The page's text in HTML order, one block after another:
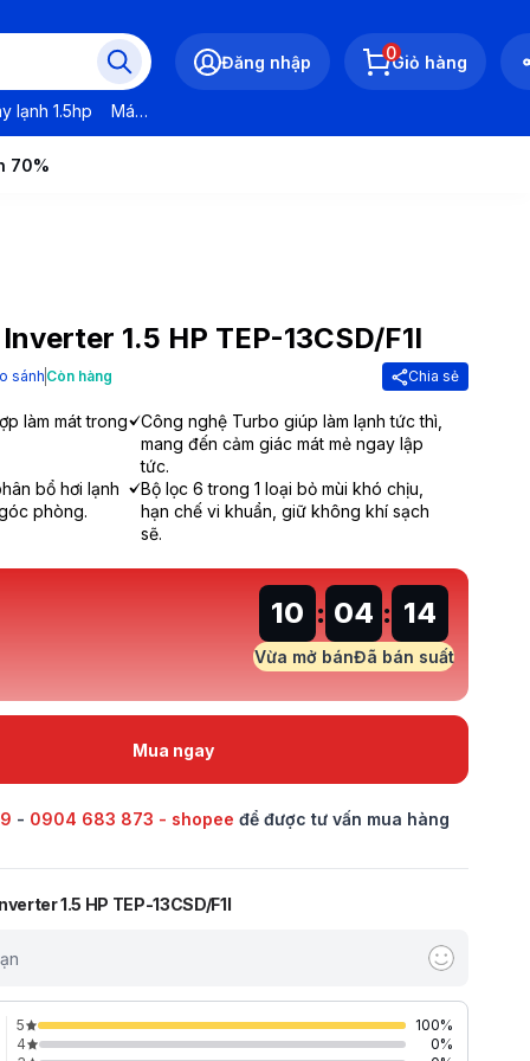
lạnh 1.5hp Máy lạnh LG
Đăng nhập 0Giỏ hàng
70%
1.5 HP TEP-13CSD/F1I
sánh Còn hàng Chia sẻ
làm mát trong
Công nghệ Turbo giúp làm lạnh tức thì,
mang đến cảm giác mát mẻ ngay lập
tức.
bổ hơi lạnh
phòng.
Bộ lọc 6 trong 1 loại bỏ mùi khó chịu,
hạn chế vi khuẩn, giữ không khí sạch
sẽ.
10 : 04 : 14
Vừa mở bánĐã bán suất
Mua ngay
- 0904 683 873 - shopee để được tư vấn mua hàng
1.5 HP TEP-13CSD/F1I
5 100%
4
0%